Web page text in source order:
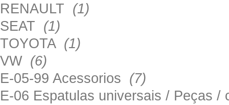
RENAULT (1)
SEAT (1)
TOYOTA (1)
VW (6)
E-05-99 Acessorios (7)
E-06 Espatulas universais / Peças